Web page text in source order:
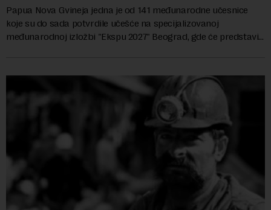
Papua Nova Gvineja jedna je od 141 međunarodne učesnice
koje su do sada potvrdile učešće na specijalizovanoj
međunarodnoj izložbi "Ekspu 2027" Beograd, gde će predstaviti